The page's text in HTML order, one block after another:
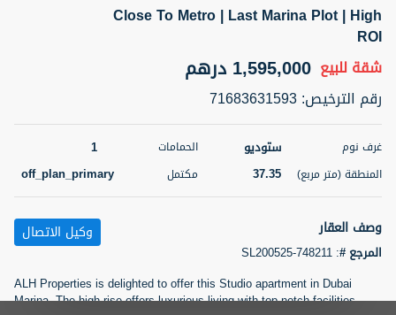
2BR Golf, Pool & Villa View | 3 Bathrooms | 1,274.77 Sq
Ft | Ellington House II
شقة للبيع 4,100,000 درهم
22
2
3
مربع)
118.34
المعروض
غير مفروش /ة عقار على
اسم الوسيط
TATIANA VEBER
رقم الوسيط
5 أشهر +
Close To Metro | Last Marina Plot | High
ROI
شقة للبيع 1,595,000 درهم
رقم الترخيص:
71683631593
غرف نوم ستوديو الحمامات 1
المنطقة (متر مربع) 37.35 مكتمل off_plan_primary
وصف العقار
المرجع #:
SL200525-748211
وكيل الاتصال
ALH Properties is delighted to offer this Studio apartment in Dubai
Marina. The high-rise offers luxurious living with top-notch facilities,
تصفية